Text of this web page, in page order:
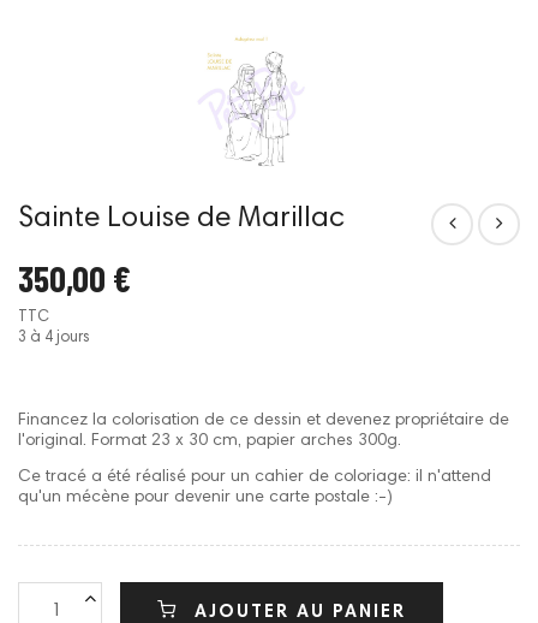
Sainte Louise de Marillac
350,00 €
TTC
3 à 4 jours
Financez la colorisation de ce dessin et devenez propriétaire de
l'original. Format 23 x 30 cm, papier arches 300g.
Ce tracé a été réalisé pour un cahier de coloriage: il n'attend
qu'un mécène pour devenir une carte postale :-)
AJOUTER AU PANIER